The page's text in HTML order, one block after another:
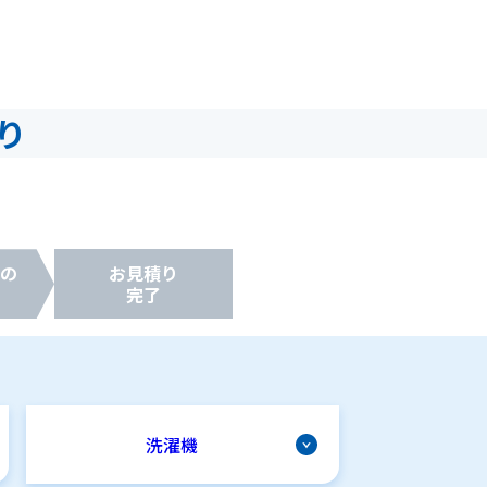
お見積り
完了
洗濯機